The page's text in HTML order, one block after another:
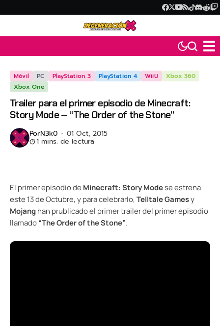
Móvil PC PlayStation 3 PlayStation 4 WiiU
Xbox 360
Xbox One
Trailer para el primer episodio de Minecraft:
Story Mode – “The Order of the Stone”
PorN3k0 01 Oct, 2015
1 mins. de lectura
El primer episodio de Minecraft: Story Modese estrena
este 13 de Octubre, y para celebrarlo,Telltale Gamesy
Mojanghan prublicado el primer trailer del primer episodio
llamado“The Order of the Stone”.